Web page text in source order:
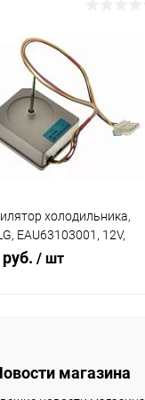
Сравнение
В избранное
В наличии
(4)
холодильника,
EAU63103001, 12V,
/ шт
магазина